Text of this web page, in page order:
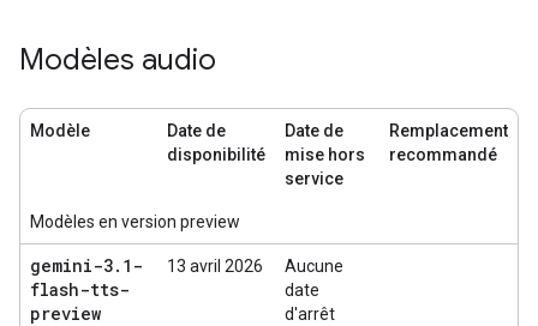
Modèles audio
Modèle
Date de
disponibilité
Date de
mise hors
service
Remplacement
recommandé
Modèles en version preview
gemini-3. 1-
flash-tts-
preview
13 avril 2026
Aucune
date
d'arrêt